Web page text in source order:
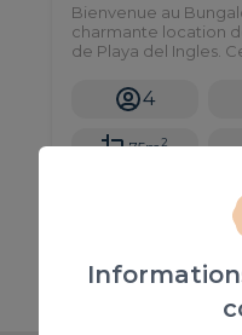
Bienvenue au
charmante location
de Playa del Ingles.
spectaculaires.
4
75m2
185,00 €/ Nuit